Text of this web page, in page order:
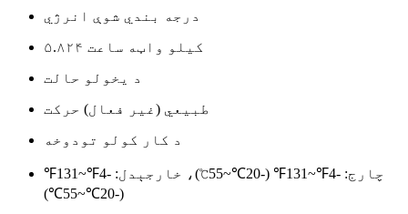
درجه بندي شوې انرژي
۵.۸۲۴ کیلو واټه ساعت
د یخولو حالت
طبیعي (غیر فعال) حرکت
د کار کولو تودوخه
چارج: -4℉~131℉ (-20℃~55℃)، خارجېدل: -4℉~131℉
(-20℃~55℃)